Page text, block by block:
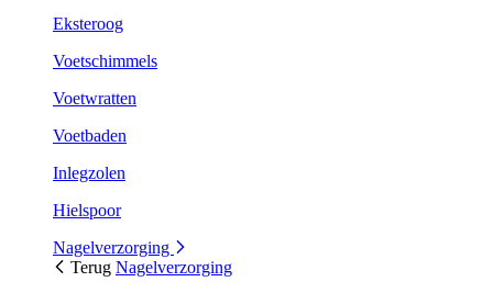
Eksteroog
Voetschimmels
Voetwratten
Voetbaden
Inlegzolen
Hielspoor
Nagelverzorging
Terug Nagelverzorging